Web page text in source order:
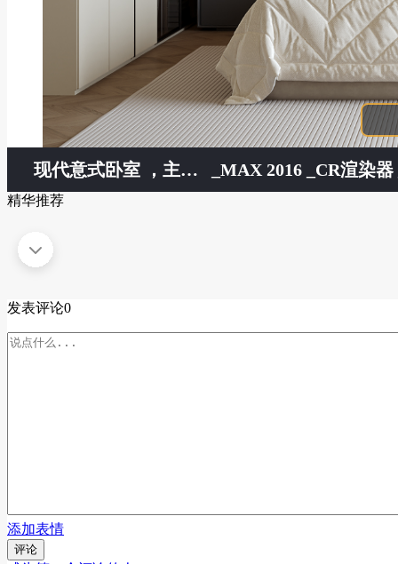
现代意式卧室 ，主卧 ，次卧， 挂画 _MAX 2016 _CR渲染
精华推荐
发表评论0
添加表情
评论